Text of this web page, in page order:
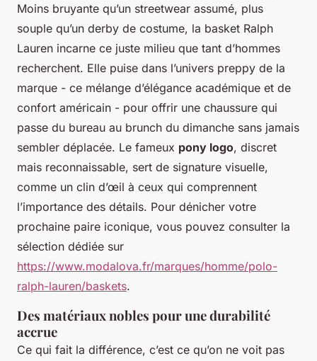
Moins bruyante qu’un streetwear assumé, plus
souple qu’un derby de costume, la basket Ralph
Lauren incarne ce juste milieu que tant d’hommes
recherchent. Elle puise dans l’univers preppy de la
marque - ce mélange d’élégance académique et de
confort américain - pour offrir une chaussure qui
passe du bureau au brunch du dimanche sans jamais
sembler déplacée. Le fameux pony logo, discret
mais reconnaissable, sert de signature visuelle,
comme un clin d’œil à ceux qui comprennent
l’importance des détails. Pour dénicher votre
prochaine paire iconique, vous pouvez consulter la
sélection dédiée sur
https://www.modalova.fr/marques/homme/polo-
ralph-lauren/baskets.
Des matériaux nobles pour une durabilité
accrue
Ce qui fait la différence, c’est ce qu’on ne voit pas